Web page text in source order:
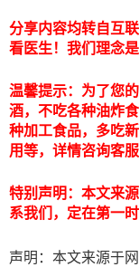
分享内容均转自互
看医生！我们理念
温馨提示：为了您
酒，不吃各种油炸
种加工食品，多吃
用等，详情咨询客
特别声明：本文来
系我们，定在第一时
声明：本文来源于